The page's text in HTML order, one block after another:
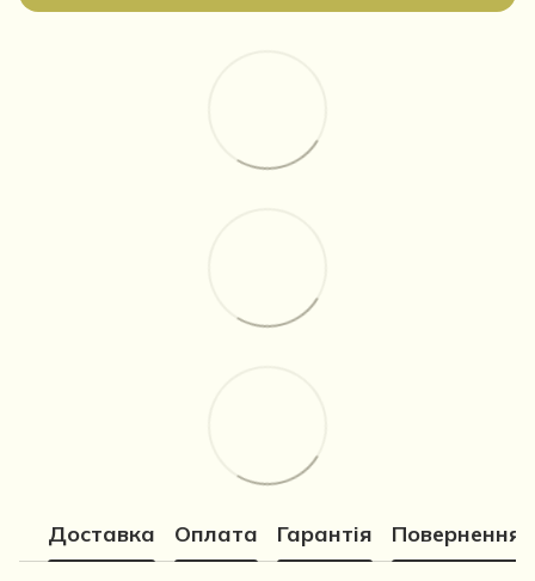
Доставка Оплата Гарантія Повернення